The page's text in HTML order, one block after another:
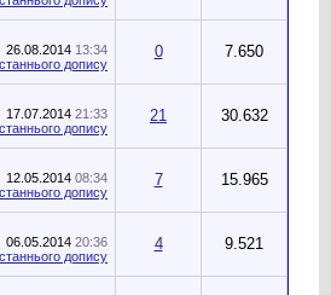
26.08.2014 13:34
0 7.650
17.07.2014 21:33
21 30.632
12.05.2014 08:34
7 15.965
06.05.2014 20:36
4 9.521